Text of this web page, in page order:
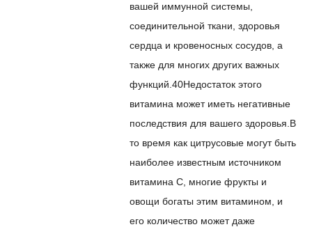
вашей иммунной системы,
соединительной ткани, здоровья
сердца и кровеносных сосудов, а
также для многих других важных
функций. 40Недостаток этого
витамина может иметь негативные
последствия для вашего здоровья. В
то время как цитрусовые могут быть
наиболее известным источником
витамина С, многие фрукты и
овощи богаты этим витамином, и
его количество может даже